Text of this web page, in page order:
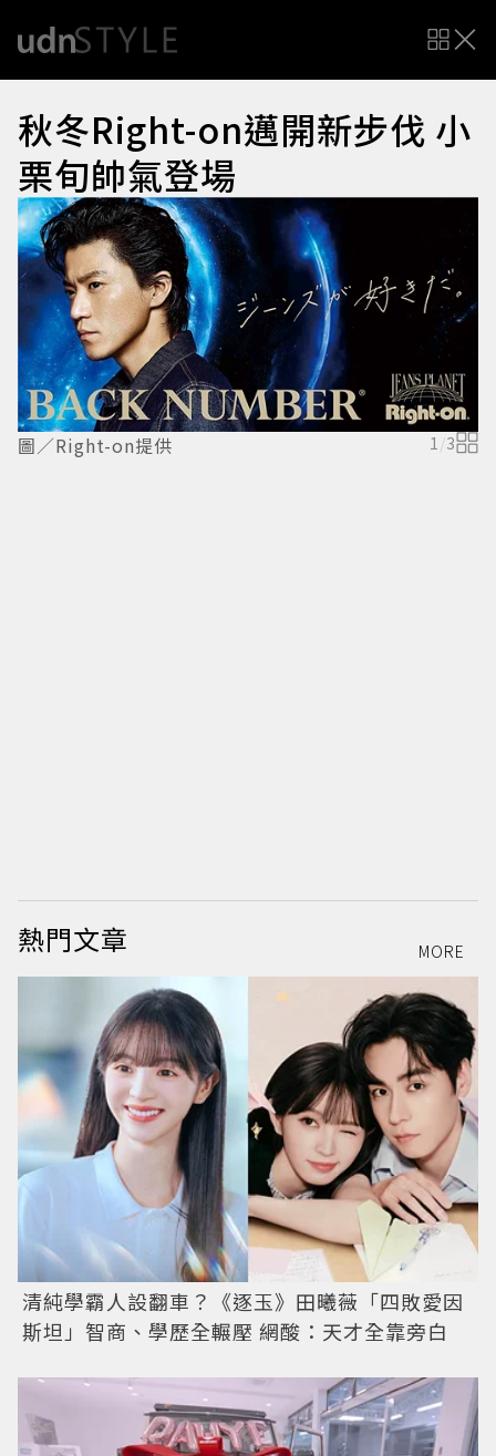
秋冬Right-on邁開新步伐 小
栗旬帥氣登場
圖／Right-on提供 1/3
熱門文章 MORE
清純學霸人設翻車？《逐玉》田曦薇「四敗愛因
斯坦」智商、學歷全輾壓 網酸：天才全靠旁白